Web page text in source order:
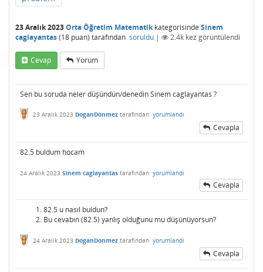
23 Aralık 2023Orta Öğretim Matematikkategorisinde Sinem
caglayantas(18 puan) tarafından soruldu | 2.4k kez görüntülendi
Cevap Yorum
Sen bu soruda neler düşündün/denedin Sinem caglayantas ?
23 Aralık 2023 DoganDonmez tarafından yorumlandı
Cevapla
82.5 buldum hocam
24 Aralık 2023 Sinem caglayantas tarafından yorumlandı
Cevapla
82.5 u nasıl buldun?
Bu cevabın (82.5) yanlış olduğunu mu düşünüyorsun?
24 Aralık 2023 DoganDonmez tarafından yorumlandı
Cevapla